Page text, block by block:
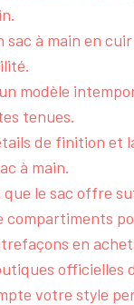
sac à main en
modèle
tenues.
de finition et
à main.
le sac offre
compartiments
en
officielles
votre style